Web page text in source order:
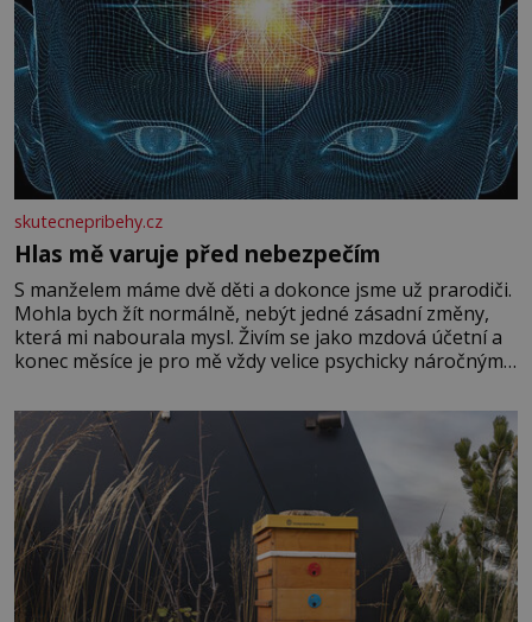
skutecnepribehy.cz
Hlas mě varuje před nebezpečím
S manželem máme dvě děti a dokonce jsme už prarodiči.
Mohla bych žít normálně, nebýt jedné zásadní změny,
která mi nabourala mysl. Živím se jako mzdová účetní a
konec měsíce je pro mě vždy velice psychicky náročným
dál častěji volá o pomoc, co se hlídání týče. Dalo by se